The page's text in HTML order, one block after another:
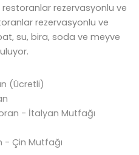
rezervasyonlu ve
rezervasyonlu ve
su, bira, soda ve meyve
(Ücretli)
- İtalyan Mutfağı
- Çin Mutfağı